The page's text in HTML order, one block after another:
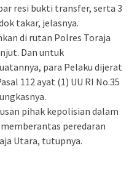
resi bukti transfer, serta 3
takar, jelasnya.
di rutan Polres Toraja
Dan untuk
para Pelaku dijerat
112 ayat (1) UU RI No.35
pihak kepolisian dalam
peredaran
Utara, tutupnya.